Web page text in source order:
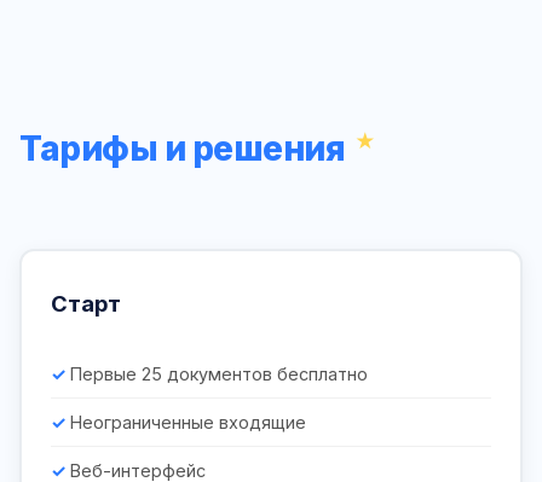
Тарифы и решения
Старт
Первые 25 документов бесплатно
Неограниченные входящие
Веб-интерфейс